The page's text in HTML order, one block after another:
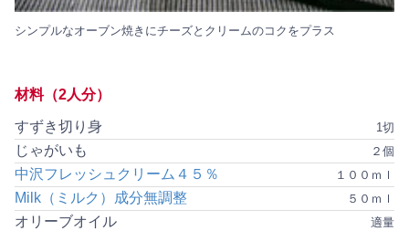
シンプルなオーブン焼きにチーズとクリームのコクをプラス
材料（2人分）
1切
すずき切り身
２個
じゃがいも
１００ｍｌ
中沢フレッシュクリーム４５％
５０ｍｌ
Milk（ミルク）成分無調整
適量
オリーブオイル